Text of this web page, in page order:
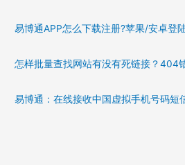
易博通APP怎么下载注册?苹果/安卓登
怎样批量查找网站有没有死链接？404
易博通：在线接收中国虚拟手机号码短